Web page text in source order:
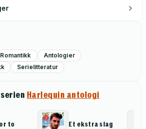
Romantikk
Antologier
Serielitteratur
Harlequin antologi
to Et ekstra slag